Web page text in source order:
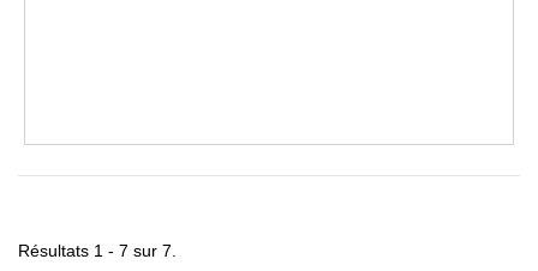
Résultats 1 - 7 sur 7.